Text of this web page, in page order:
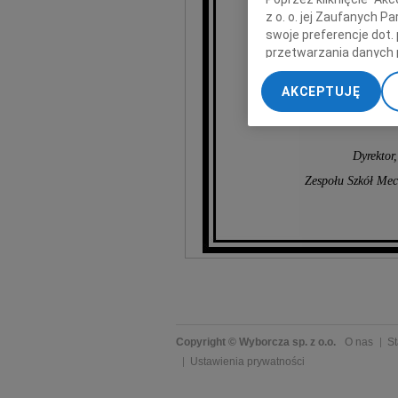
Zespołu Szkół
Copyright © Wyborcza sp. z o.o. O nas
Ustawienia prywatności
z o. o. jej Zaufanych
swoje preferencje dot.
przetwarzania danych
„Ustawienia
My, nasi Zaufani
dokładnych danych
Przechowywanie
treści, badnie
AKCEPTUJĘ